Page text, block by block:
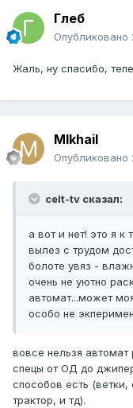
Глеб
Опубликовано
Жаль, ну спасибо,
MIkhail
Опубликовано
celt-tv сказал:
а вот и нет! это я к
вылез с трудом
болоте увяз -
очень не уютно
автомат...может
особо не
вовсе нельзя автомат
спецы от ОД до
способов есть (ветки,
трактор, и тд).